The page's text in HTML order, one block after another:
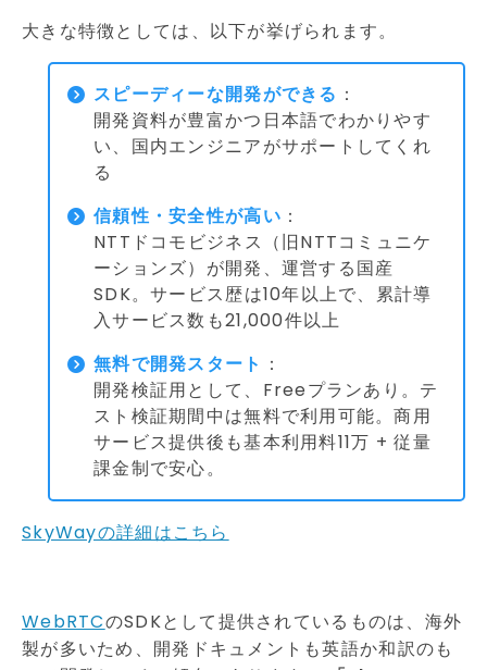
大きな特徴としては、以下が挙げられます。
スピーディーな開発ができる ：
開発資料が豊富かつ日本語でわかりやす
い、国内エンジニアがサポートしてくれ
る
信頼性・安全性が高い ：
NTTドコモビジネス（旧NTTコミュニケ
ーションズ）が開発、運営する国産
SDK。サービス歴は10年以上で、累計導
入サービス数も21,000件以上
無料で開発スタート ：
開発検証用として、Freeプランあり。テ
スト検証期間中は無料で利用可能。商用
サービス提供後も基本利用料11万 + 従量
課金制で安心。
SkyWayの詳細はこちら
WebRTCのSDKとして提供されているものは、海外
製が多いため、開発ドキュメントも英語か和訳のも